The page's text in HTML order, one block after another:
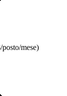
/posto/mese)